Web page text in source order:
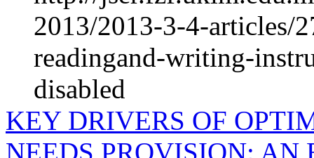
2013/2013-3-4-articles/
readingand-writing-
disabled
KEY DRIVERS OF
NEEDS PROVISION: AN